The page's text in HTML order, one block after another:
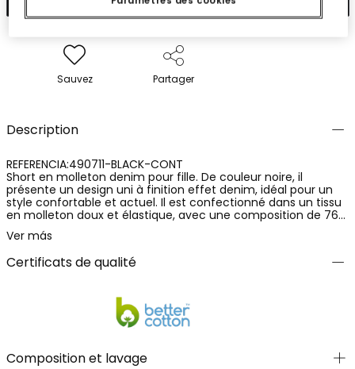
Sauvez Partager
Description
REFERENCIA:490711-BLACK-CONT
Short en molleton denim pour fille. De couleur noire, il
présente un design uni à finition effet denim, idéal pour un
style confortable et actuel. Il est confectionné dans un tissu
en molleton doux et élastique, avec une composition de 76%
coton, 16% polyéster et 8% élastanne, offrant confort,
flexibilité et un ajustement agréable. Un vêtement pratique
et polyvalent, parfait pour l'usage quotidien et pour créer des
tenues décontractées.
Ver más
Certificats de qualité
Composition et lavage